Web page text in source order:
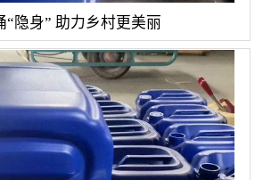
“隐身” 助力乡村更美丽